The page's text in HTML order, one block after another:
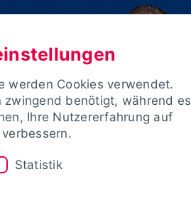
werden Cookies verwendet.
zwingend benötigt, während es
Ihre Nutzererfahrung auf
Statistik